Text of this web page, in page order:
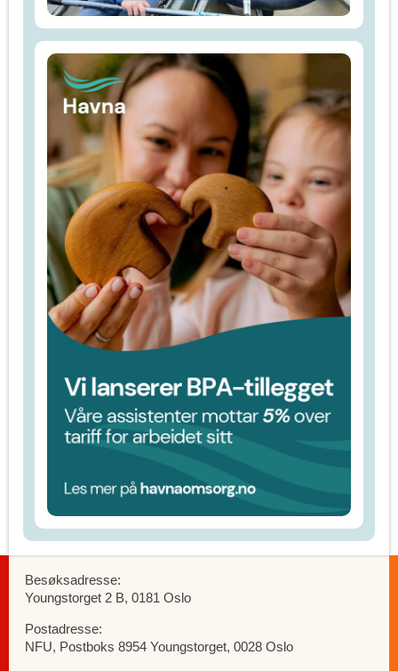
Besøksadresse:
Youngstorget 2 B, 0181 Oslo
Postadresse:
NFU, Postboks 8954 Youngstorget, 0028 Oslo